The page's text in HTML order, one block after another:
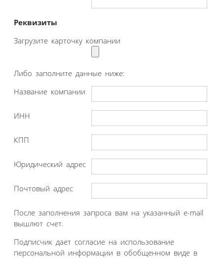
Реквизиты
Загрузите карточку компании
Либо заполните данные ниже:
Название компании
ИНН
КПП
Юридический адрес
Почтовый адрес
После заполнения запроса вам на указанный e-mail
вышлют счет.
Подписчик дает согласие на использование
персональной информации в обобщенном виде в